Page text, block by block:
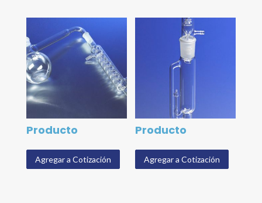
Producto
Agregar a Cotización
Producto
Agregar a Cotización